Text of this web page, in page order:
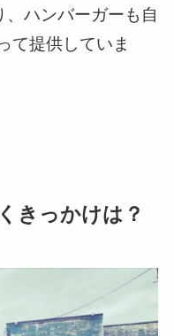
ハンバーガーも自
て提供していま
きっかけは？